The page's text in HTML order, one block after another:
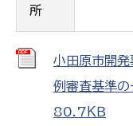
所
小田原市開発
例審査基準の
80.7ＫＢ